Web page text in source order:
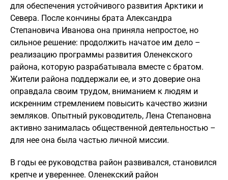
для обеспечения устойчивого развития Арктики и
Севера. После кончины брата Александра
Степановича Иванова она приняла непростое, но
сильное решение: продолжить начатое им дело –
реализацию программы развития Оленекского
района, которую разрабатывала вместе с братом.
Жители района поддержали ее, и это доверие она
оправдала своим трудом, вниманием к людям и
искренним стремлением повысить качество жизни
земляков. Опытный руководитель, Лена Степановна
активно занималась общественной деятельностью –
для нее она была частью личной миссии.
В годы ее руководства район развивался, становился
крепче и увереннее. Оленекский район